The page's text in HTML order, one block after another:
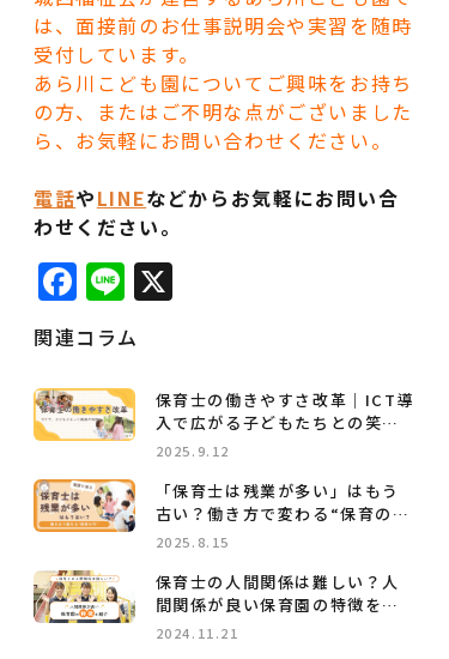
は、面接前のお仕事説明会や実習を随時
受付しています。
あら川こども園についてご興味をお持ち
の方、またはご不明な点がございました
ら、お気軽にお問い合わせください。
電話やLINEなどからお気軽にお問い合
わせください。
Facebook
Line
関連コラム
保育士の働きやすさ改革｜ICT導
入で広がる子どもたちとの笑顔
の時間
2025.9.12
「保育士は残業が多い」はもう
古い？働き方で変わる“保育の
今”
2025.8.15
保育士の人間関係は難しい？人
間関係が良い保育園の特徴を紹
介
2024.11.21